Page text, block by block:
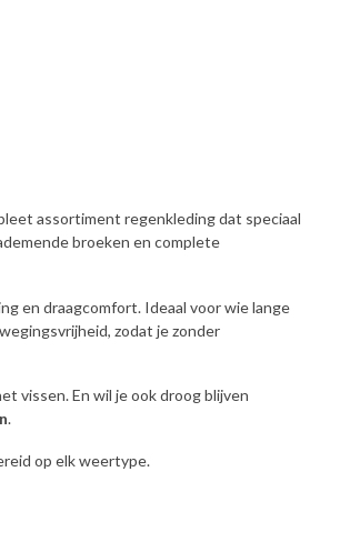
assortiment regenkleding dat speciaal
broeken en complete
en draagcomfort. Ideaal voor wie lange
zodat je zonder
vissen. En wil je ook droog blijven
.
op elk weertype.